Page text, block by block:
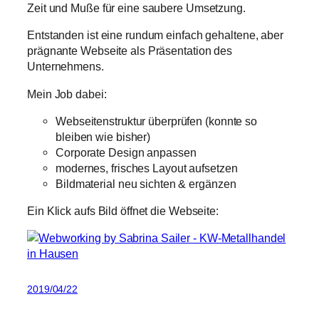
Zeit und Muße für eine saubere Umsetzung.
Entstanden ist eine rundum einfach gehaltene, aber
prägnante Webseite als Präsentation des
Unternehmens.
Mein Job dabei:
Webseitenstruktur überprüfen (konnte so
bleiben wie bisher)
Corporate Design anpassen
modernes, frisches Layout aufsetzen
Bildmaterial neu sichten & ergänzen
Ein Klick aufs Bild öffnet die Webseite:
2019/04/22